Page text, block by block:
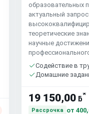
образовательных
актуальный
теоретические
научные
Содействие в
Домашние
19 150,00 ƃ*
Рассрочка от